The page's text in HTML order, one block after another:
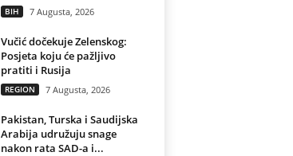
BIH 7 Augusta, 2026
Vučić dočekuje Zelenskog:
Posjeta koju će pažljivo
pratiti i Rusija
REGION 7 Augusta, 2026
Pakistan, Turska i Saudijska
Arabija udružuju snage
nakon rata SAD-a i...